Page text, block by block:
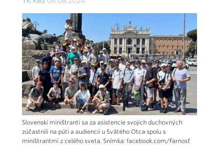
Slovenskí miništranti sa za asistencie svojich duchovných
zúčastnili na púti a audiencii u Svätého Otca spolu s
miništrantmi z celého sveta. Snímka: facebook.com/Farnosť